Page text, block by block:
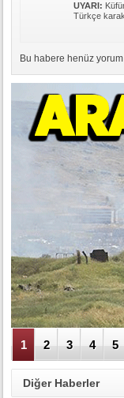
UYARI:
Türkçe
Bu habere henüz
1 2 3 4 5
Diğer Haberler